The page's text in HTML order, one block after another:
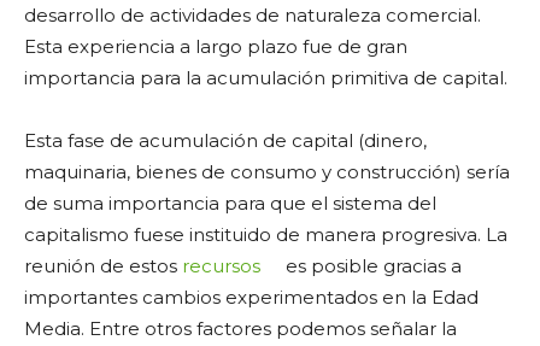
desarrollo de actividades de naturaleza comercial.
Esta experiencia a largo plazo fue de gran
importancia para la acumulación primitiva de capital.
Esta fase de acumulación de capital (dinero,
maquinaria, bienes de consumo y construcción) sería
de suma importancia para que el sistema del
capitalismo fuese instituido de manera progresiva. La
reunión de estos recursos
es posible gracias a
importantes cambios experimentados en la Edad
Media. Entre otros factores podemos señalar la